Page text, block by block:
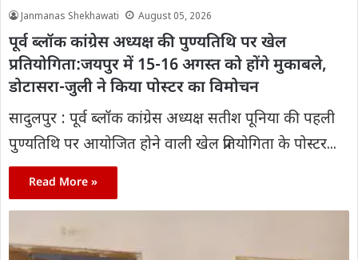
Janmanas Shekhawati August 05, 2026
पूर्व ब्लॉक कांग्रेस अध्यक्ष की पुण्यतिथि पर खेल
प्रतियोगिता:जयपुर में 15-16 अगस्त को होंगे मुकाबले,
डोटासरा-जुली ने किया पोस्टर का विमोचन
सादुलपुर : पूर्व ब्लॉक कांग्रेस अध्यक्ष सतीश पूनिया की पहली
पुण्यतिथि पर आयोजित होने वाली खेल प्रतियोगिता के पोस्टर...
Read More »